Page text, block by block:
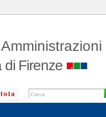
di Firenze